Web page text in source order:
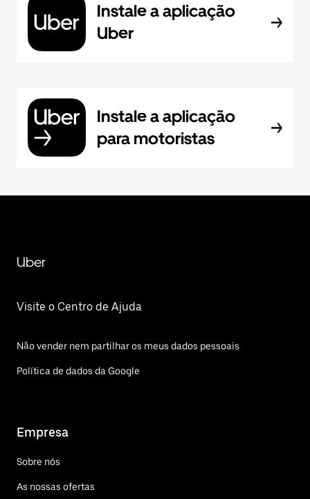
Instale a aplicação
Uber
Instale a aplicação
para motoristas
Uber
Visite o Centro de Ajuda
Não vender nem partilhar os meus dados pessoais
Política de dados da Google
Empresa
Sobre nós
As nossas ofertas